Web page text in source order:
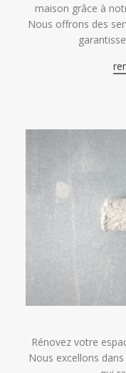
maison grâce à
Nous offrons des
Rénovez votre
Nous excellons